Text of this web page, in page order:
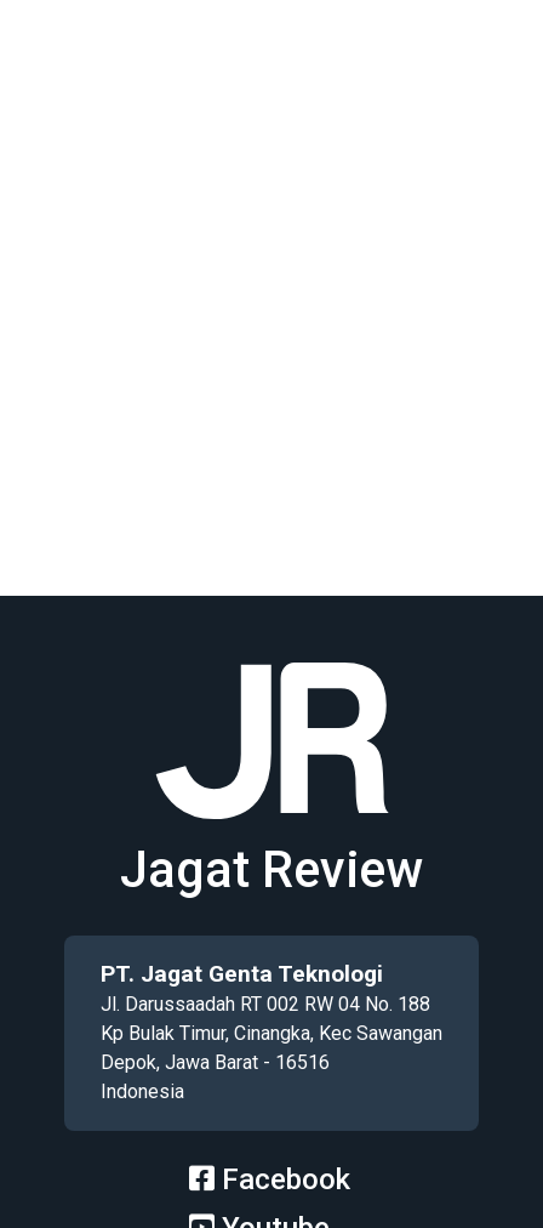
Jagat Review
PT. Jagat Genta Teknologi
Jl. Darussaadah RT 002 RW 04 No. 188
Kp Bulak Timur, Cinangka, Kec Sawangan
Depok, Jawa Barat - 16516
Indonesia
Facebook